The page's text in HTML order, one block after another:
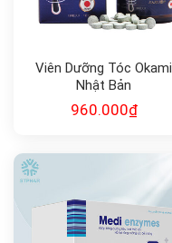
Viên Dưỡng Tóc Okami
Nhật Bản
960.000₫